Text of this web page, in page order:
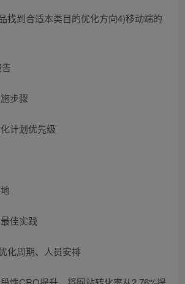
找到合适本类目的优化方向4)移动端的
步骤
计划优先级
佳实践
化周期、人员安排